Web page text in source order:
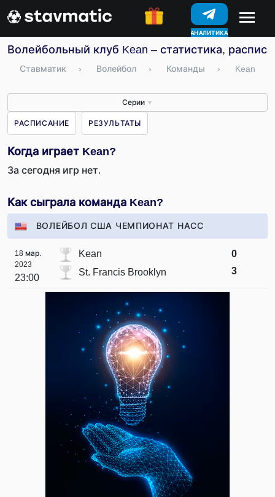
АНАЛИТИКА
Волейбольный клуб Kean – статистика,
Ставматик › Волейбол › Команды › Kean
Серии ▼
РАСПИСАНИЕ РЕЗУЛЬТАТЫ
Когда играет Kean?
За сегодня игр нет.
Как сыграла команда Kean?
ВОЛЕЙБОЛ США ЧЕМПИОНАТ НАСС
18 мар.
2023
23:00
Kean
St. Francis Brooklyn
0
3